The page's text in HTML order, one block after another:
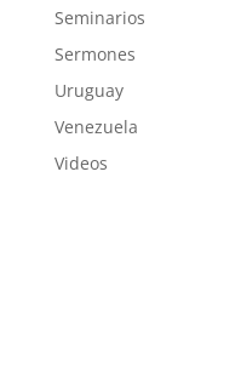
Seminarios
Sermones
Uruguay
Venezuela
Videos